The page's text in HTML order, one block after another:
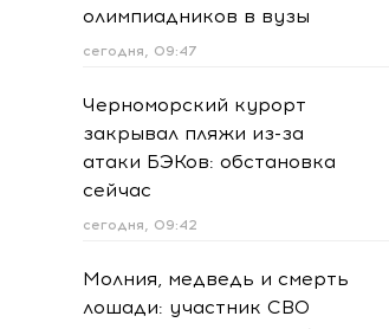
олимпиадников в вузы
сегодня, 09:47
Черноморский курорт
закрывал пляжи из-за
атаки БЭКов: обстановка
сейчас
сегодня, 09:42
Молния, медведь и смерть
лошади: участник СВО